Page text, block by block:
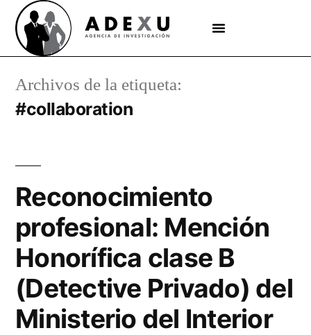
Archivos de la etiqueta:
#collaboration
Reconocimiento
profesional: Mención
Honorífica clase B
(Detective Privado) del
Ministerio del Interior